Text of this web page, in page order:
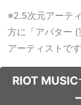
音声（ボイス）
※2.5次元アーテ
方に「アバター
アーティストです
RIOT